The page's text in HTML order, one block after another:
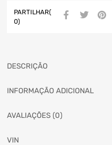
PARTILHAR(
0)
DESCRIÇÃO
INFORMAÇÃO ADICIONAL
AVALIAÇÕES (0)
VIN